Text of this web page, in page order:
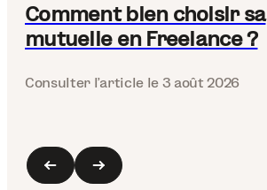
Comment bien choisir sa
mutuelle en Freelance ?
Consulter l’articlele 3 août 2026